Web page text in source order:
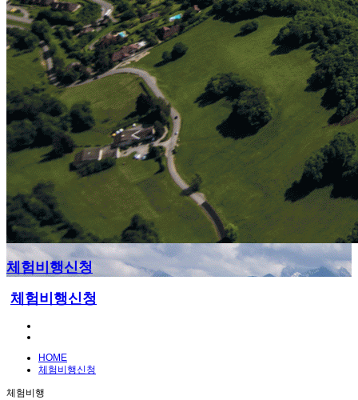
체험비행신청
체험비행신청
HOME
체험비행신청
체험비행